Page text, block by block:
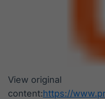
View original
content:https://